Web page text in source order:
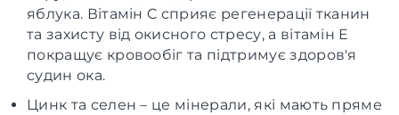
яблука. Вітамін C сприяє регенерації тканин
та захисту від окисного стресу, а вітамін E
покращує кровообіг та підтримує здоров'я
судин ока.
Цинк та селен – це мінерали, які мають пряме